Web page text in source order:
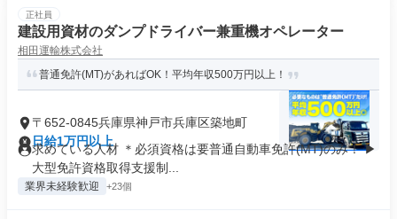
正社員
建設用資材のダンプドライバー兼重機オペレーター
相田運輸株式会社
普通免許(MT)があればOK！平均年収500万円以上！
〒652-0845兵庫県神戸市兵庫区築地町
日給1万円以上
求めている人材 ＊必須資格は要普通自動車免許(MT)のみ！ ▶
大型免許資格取得支援制...
業界未経験歓迎 +23個